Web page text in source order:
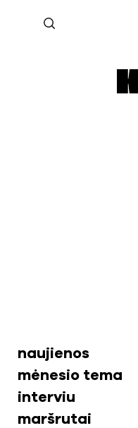
naujienos
mėnesio tema
interviu
maršrutai